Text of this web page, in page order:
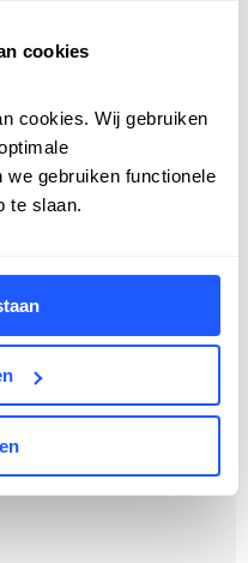
cookies
cookies. Wij gebruiken
gebruiken functionele
te slaan.
gelezen?